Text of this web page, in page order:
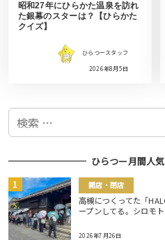
昭和27年にひらかた温泉を訪れ
た銀幕のスターは？【ひらかた
クイズ】
ひらつースタッフ
2026年8月5日
検
ひらつー月間人
開店・閉店
高槻につくってた「
ープンしてる。シロモ
2026年7月26日